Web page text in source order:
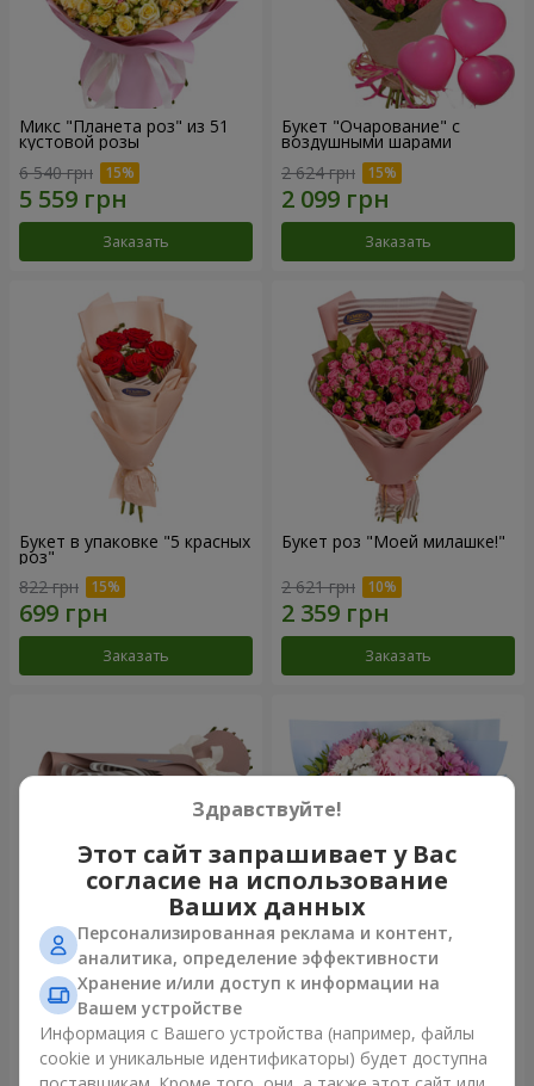
Микс "Планета роз" из 51
кустовой розы
6 540 грн
Заказать
Букет "Очарование" с
воздушными шарами
2 624 грн
Заказать
Букет в упаковке "5 красных
роз"
822 грн
Заказать
Букет роз "Моей милашке!"
2 621 грн
Заказать
Букет "7 розовых роз!"
999 грн
Заказать
Романтический букет
"Небеса"
Заказать
Здравствуйте!
Этот сайт запрашивает у Вас
согласие на использование
Ваших данных
Персонализированная реклама и контент,
аналитика, определение эффективности
Хранение и/или доступ к информации на
Вашем устройстве
Информация с Вашего устройства (например, файлы
cookie и уникальные идентификаторы) будет доступна